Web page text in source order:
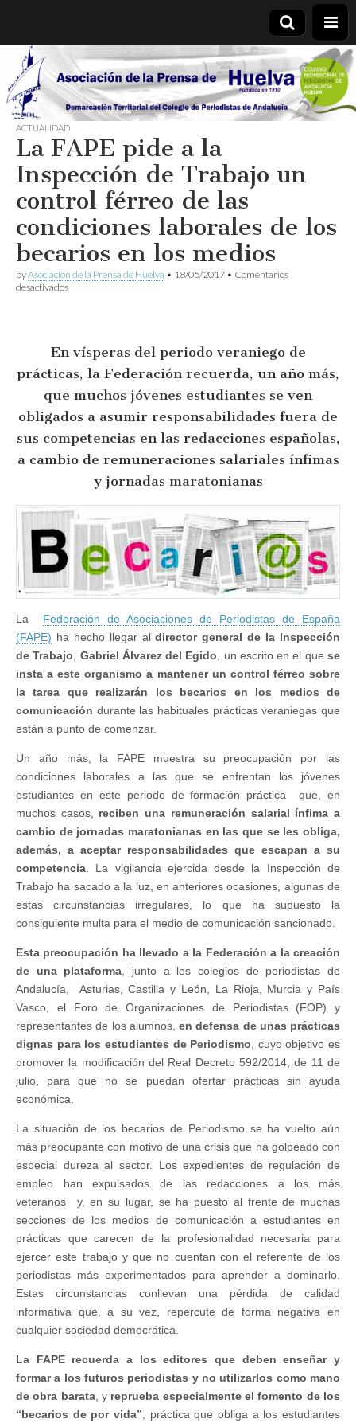
Asociación
de la
Prensa de
Huelva
ACTUALIDAD
La FAPE pide a la
Inspección de Trabajo un
control férreo de las
condiciones laborales de los
becarios en los medios
byAsociacion de la Prensa de Huelva • 18/05/2017 • Comentarios
desactivadosen
la
Inspección
de
un
control
de
las
condiciones
laborales
los
becarios
en
medios
En vísperas del periodo veraniego de
prácticas, la Federación recuerda, un año más,
que muchos jóvenes estudiantes se ven
obligados a asumir responsabilidades fuera de
sus competencias en las redacciones españolas,
a cambio de remuneraciones salariales ínfimas
y jornadas maratonianas
La Federación de Asociaciones de Periodistas de España
(FAPE) ha hecho llegar aldirector general de la Inspección
de Trabajo, Gabriel Álvarez del Egido, un escrito en el quese
insta a este organismo a mantener un control férreo sobre
la tarea que realizarán los becarios en los medios de
comunicación durante las habituales prácticas veraniegas que
están a punto de comenzar.
Un año más, la FAPE muestra su preocupación por las
condiciones laborales a las que se enfrentan los jóvenes
estudiantes en este periodo de formación práctica que, en
muchos casos, reciben una remuneración salarial ínfima a
cambio de jornadas maratonianas en las que se les obliga,
además, a aceptar responsabilidades que escapan a su
competencia. La vigilancia ejercida desde la Inspección de
Trabajo ha sacado a la luz, en anteriores ocasiones, algunas de
estas circunstancias irregulares, lo que ha supuesto la
consiguiente multa para el medio de comunicación sancionado.
Esta preocupación ha llevado a la Federación a la creación
de una plataforma, junto a los colegios de periodistas de
Andalucía, Asturias, Castilla y León, La Rioja, Murcia y País
Vasco, el Foro de Organizaciones de Periodistas (FOP) y
representantes de los alumnos, en defensa de unas prácticas
dignas para los estudiantes de Periodismo, cuyo objetivo es
promover la modificación del Real Decreto 592/2014, de 11 de
julio, para que no se puedan ofertar prácticas sin ayuda
económica.
La situación de los becarios de Periodismo se ha vuelto aún
más preocupante con motivo de una crisis que ha golpeado con
especial dureza al sector. Los expedientes de regulación de
empleo han expulsados de las redacciones a los más
veteranos y, en su lugar, se ha puesto al frente de muchas
secciones de los medios de comunicación a estudiantes en
prácticas que carecen de la profesionalidad necesaria para
ejercer este trabajo y que no cuentan con el referente de los
periodistas más experimentados para aprender a dominarlo.
Estas circunstancias conllevan una pérdida de calidad
informativa que, a su vez, repercute de forma negativa en
cualquier sociedad democrática.
La FAPE recuerda a los editores que deben enseñar y
formar a los futuros periodistas y no utilizarlos como mano
de obra barata, y reprueba especialmente el fomento de los
“becarios de por vida”, práctica que obliga a los estudiantes